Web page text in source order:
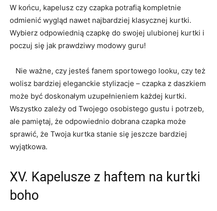
W końcu, kapelusz czy czapka potrafią​ kompletnie
odmienić wygląd nawet najbardziej klasycznej kurtki.
Wybierz ⁢odpowiednią czapkę do swojej ulubionej kurtki i⁢
poczuj się jak prawdziwy modowy‍ guru!
⁢ ‍ ‍ Nie ważne, czy jesteś fanem sportowego looku, czy też
wolisz bardziej eleganckie stylizacje – czapka z daszkiem
może‍ być ⁣doskonałym uzupełnieniem każdej kurtki.
Wszystko zależy od Twojego osobistego gustu i potrzeb,
ale pamiętaj, że odpowiednio dobrana czapka może
sprawić, że Twoja kurtka stanie się⁣ jeszcze bardziej
wyjątkowa.
XV. Kapelusze z haftem na ​kurtki⁤
boho